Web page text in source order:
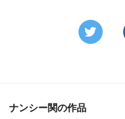
ナンシー関の作品